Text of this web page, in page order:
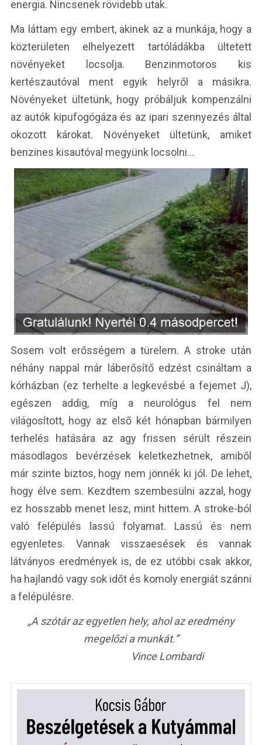
energia. Nincsenek rövidebb utak.
Ma láttam egy embert, akinek az a munkája, hogy a
közterületen elhelyezett tartóládákba ültetett
növényeket locsolja. Benzinmotoros kis
kertészautóval ment egyik helyről a másikra.
Növényeket ültetünk, hogy próbáljuk kompenzálni
az autók kipufogógáza és az ipari szennyezés által
okozott károkat. Növényeket ültetünk, amiket
benzines kisautóval megyünk locsolni…
Sosem volt erősségem a türelem. A stroke után
néhány nappal már láberősítő edzést csináltam a
kórházban (ez terhelte a legkevésbé a fejemet J),
egészen addig, míg a neurológus fel nem
világosított, hogy az első két hónapban bármilyen
terhelés hatására az agy frissen sérült részein
másodlagos bevérzések keletkezhetnek, amiből
már szinte biztos, hogy nem jönnék ki jól. De lehet,
hogy élve sem. Kezdtem szembesülni azzal, hogy
ez hosszabb menet lesz, mint hittem. A stroke-ból
való felépülés lassú folyamat. Lassú és nem
egyenletes. Vannak visszaesések és vannak
látványos eredmények is, de ez utóbbi csak akkor,
ha hajlandó vagy sok időt és komoly energiát szánni
a felépülésre.
„A szótár az egyetlen hely, ahol az eredmény
megelőzi a munkát.”
Vince Lombardi